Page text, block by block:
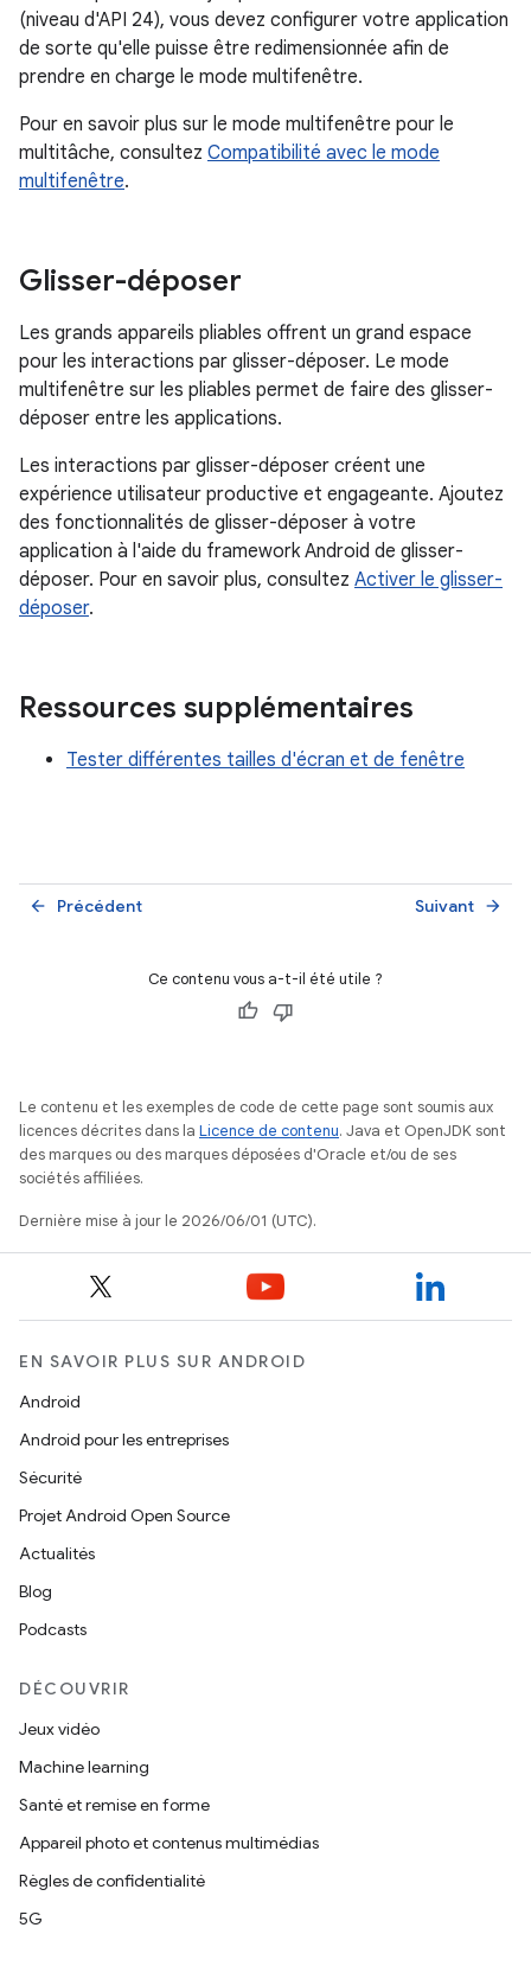
(niveau d'API 24), vous devez configurer votre application
de sorte qu'elle puisse être redimensionnée afin de
prendre en charge le mode multifenêtre.
Pour en savoir plus sur le mode multifenêtre pour le
multitâche, consultez Compatibilité avec le mode
multifenêtre.
Glisser-déposer
Les grands appareils pliables offrent un grand espace
pour les interactions par glisser-déposer. Le mode
multifenêtre sur les pliables permet de faire des glisser-
déposer entre les applications.
Les interactions par glisser-déposer créent une
expérience utilisateur productive et engageante. Ajoutez
des fonctionnalités de glisser-déposer à votre
application à l'aide du framework Android de glisser-
déposer. Pour en savoir plus, consultez Activer le glisser-
déposer.
Ressources supplémentaires
Tester différentes tailles d'écran et de fenêtre
Précédent
arrow_back Suivant arrow_forward
Ce contenu vous a-t-il été utile ?
Le contenu et les exemples de code de cette page sont soumis aux
licences décrites dans la Licence de contenu. Java et OpenJDK sont
des marques ou des marques déposées d'Oracle et/ou de ses
sociétés affiliées.
Dernière mise à jour le 2026/06/01 (UTC).
EN SAVOIR PLUS SUR ANDROID
Android
Android pour les entreprises
Sécurité
Projet Android Open Source
Actualités
Blog
Podcasts
DÉCOUVRIR
Jeux vidéo
Machine learning
Santé et remise en forme
Appareil photo et contenus multimédias
Règles de confidentialité
5G